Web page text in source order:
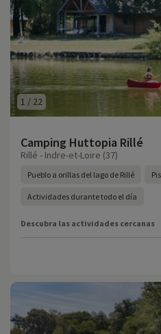
1 / 22
Camping Huttopia Rillé
Rillé - Indre-et-Loire (37)
Pueblo a orillas del lago de Rillé
Actividades durante todo el día
Descubra las actividades cercanas